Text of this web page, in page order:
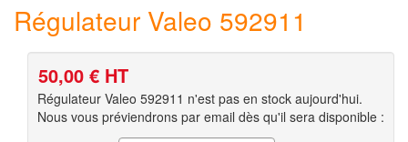
Régulateur Valeo 592911
50,00 € HT
Régulateur Valeo 592911 n'est pas en stock aujourd'hui.
Nous vous préviendrons par email dès qu'il sera disponible :